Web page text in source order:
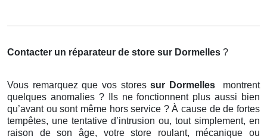
Contacter un réparateur de store sur Dormelles ?
Vous remarquez que vos storessur Dormelles
montrent
quelques anomalies ? Ils ne fonctionnent plus aussi bien
qu’avant ou sont même hors service ? À cause de de fortes
tempêtes, une tentative d’intrusion ou, tout simplement, en
raison de son âge, votre store roulant, mécanique ou